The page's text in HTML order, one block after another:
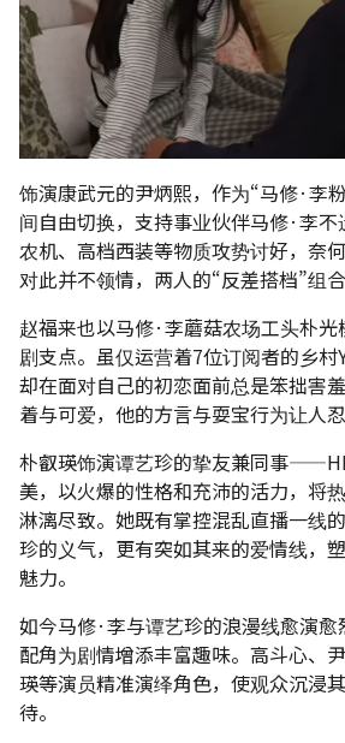
饰演康武元的尹炳熙，作为“马修·李
间自由切换，支持事业伙伴马修·李
农机、高档西装等物质攻势讨好，奈
对此并不领情，两人的“反差搭档”组合
赵福来也以马修·李蘑菇农场工头朴
剧支点。虽仅运营着7位订阅者的乡村
却在面对自己的初恋面前总是笨拙害
着与可爱，他的方言与耍宝行为让人忍
朴叡瑛饰演谭艺珍的挚友兼同事
美，以火爆的性格和充沛的活力，将
淋漓尽致。她既有掌控混乱直播一线
珍的义气，更有突如其来的爱情线，
魅力。
如今马修·李与谭艺珍的浪漫线愈演
配角为剧情增添丰富趣味。高斗心、
瑛等演员精准演绎角色，使观众沉浸
待。